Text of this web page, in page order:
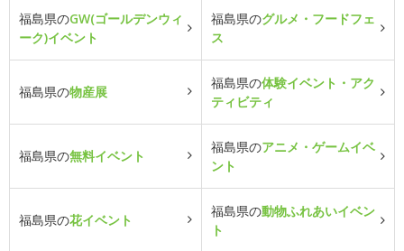
福島県のGW(ゴールデンウィ
ーク)イベント
福島県のグルメ・フードフェ
ス
福島県の物産展
福島県の体験イベント・アク
ティビティ
福島県の無料イベント
福島県のアニメ・ゲームイベ
ント
福島県の花イベント
福島県の動物ふれあいイベン
ト